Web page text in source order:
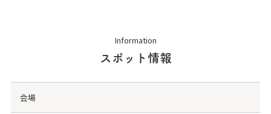
Information
スポット情報
会場